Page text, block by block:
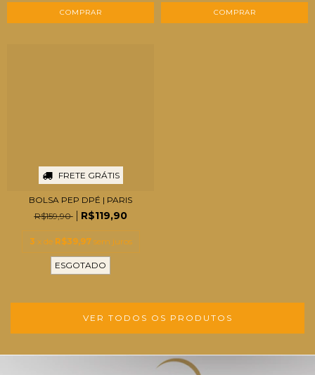
COMPRAR COMPRAR
FRETE GRÁTIS
BOLSA PEP DPÉ | PARIS
R$159,90
R$119,90
3 x de R$39,97 sem juros
ESGOTADO
VER TODOS OS PRODUTOS